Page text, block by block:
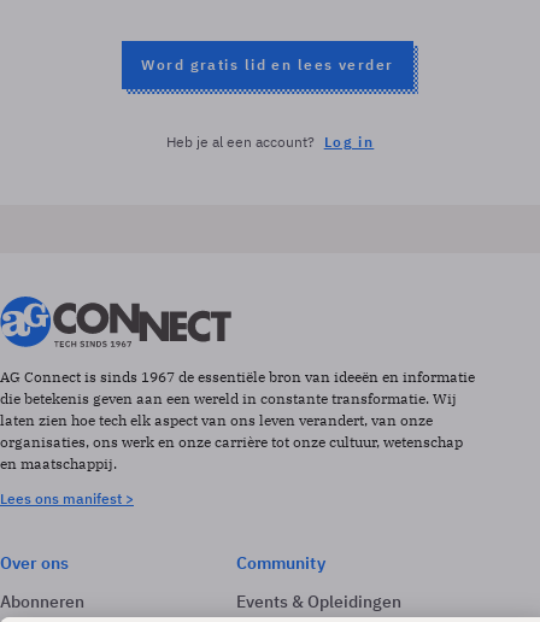
Word gratis lid en lees verder
Heb je al een account? Log in
AG Connect is sinds 1967 de essentiële bron van ideeën en informatie
die betekenis geven aan een wereld in constante transformatie. Wij
laten zien hoe tech elk aspect van ons leven verandert, van onze
organisaties, ons werk en onze carrière tot onze cultuur, wetenschap
en maatschappij.
Lees ons manifest >
Over ons
Abonneren
Community
Events & Opleidingen